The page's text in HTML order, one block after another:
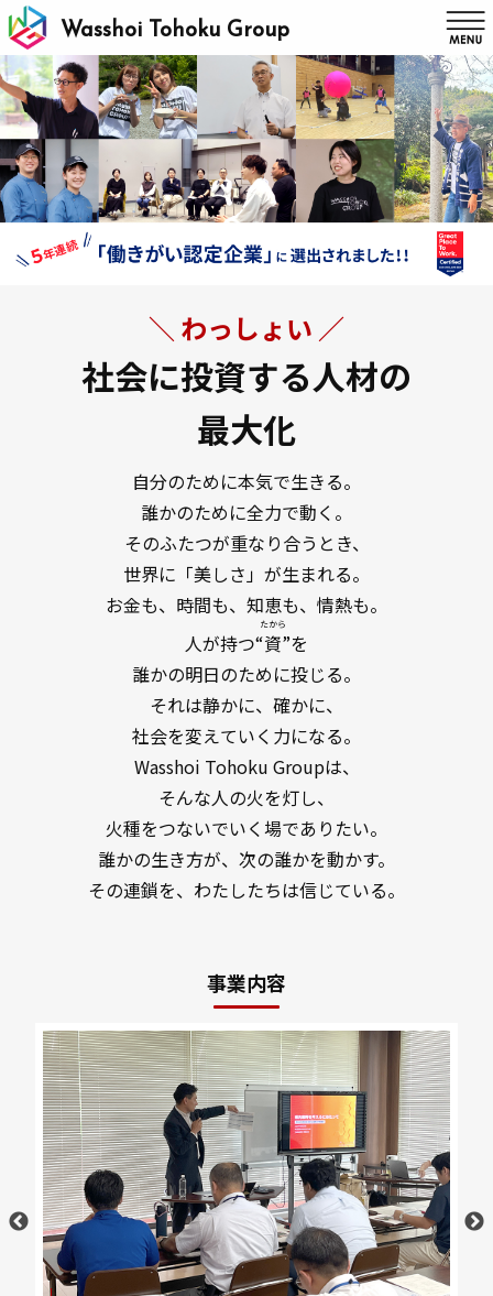
Wasshoi Tohoku Group
＼ わっしょい ／
社会に投資する人材の
最大化
自分のために本気で生きる。
誰かのために全力で動く。
そのふたつが重なり合うとき、
世界に「美しさ」が生まれる。
お金も、時間も、知恵も、情熱も。
人が持つ“資
たから
”を
誰かの明日のために投じる。
それは静かに、確かに、
社会を変えていく力になる。
Wasshoi Tohoku Groupは、
そんな人の火を灯し、
火種をつないでいく場でありたい。
誰かの生き方が、次の誰かを動かす。
その連鎖を、わたしたちは信じている。
事業内容